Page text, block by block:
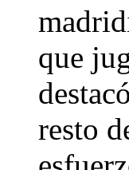
que
resto